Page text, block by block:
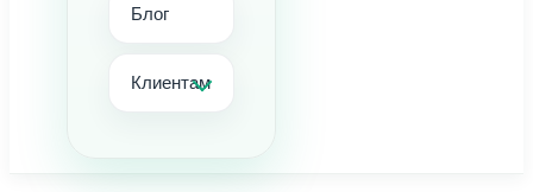
Блог
Клиентам